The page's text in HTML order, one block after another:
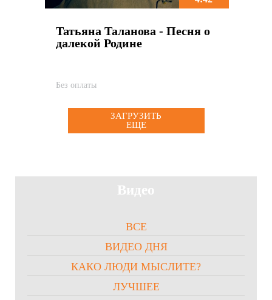
Татьяна Таланова - Песня о
далекой Родине
Без оплаты
ЗАГРУЗИТЬ
ЕЩЕ
Видео
ВСЕ
ВИДЕО ДНЯ
КАКО ЛЮДИ МЫСЛИТЕ?
ЛУЧШЕЕ